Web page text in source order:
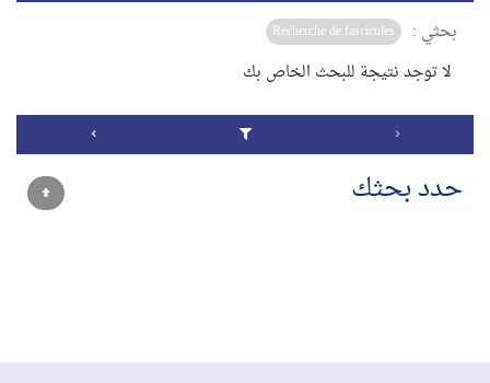
بحثي : Recherche de fascicules
لا توجد نتيجة للبحث الخاص بك
حدد بحثك